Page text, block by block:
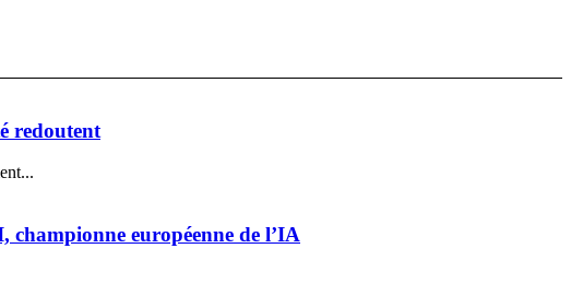
redoutent
championne européenne de l’IA